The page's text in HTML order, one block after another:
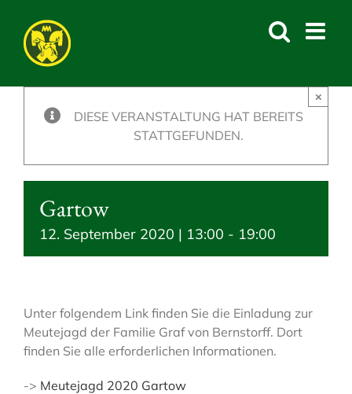
content
DIESE VERANSTALTUNG HAT BEREITS
STATTGEFUNDEN.
×
Gartow
12. September 2020 | 13:00 - 19:00
Unter folgendem Link finden Sie die Einladung zur
Meutejagd der Familie Graf von Bernstorff. Dort
finden Sie alle erforderlichen Informationen.
-> Meutejagd 2020 Gartow